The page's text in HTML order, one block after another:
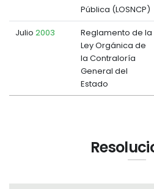
Pública (LOSNCP)
Julio 2003
Reglamento de la
Ley Orgánica de
la Contraloría
General del
Estado